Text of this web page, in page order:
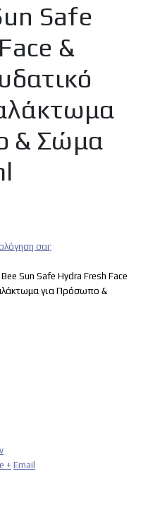
Safe
&
& Σώμα
σας
Sun Safe Hydra Fresh Face
για Πρόσωπο &
+ Email